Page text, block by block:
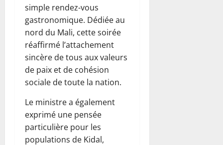
simple rendez-vous
gastronomique. Dédiée au
nord du Mali, cette soirée
réaffirmé l’attachement
sincère de tous aux valeurs
de paix et de cohésion
sociale de toute la nation.
Le ministre a également
exprimé une pensée
particulière pour les
populations de Kidal,